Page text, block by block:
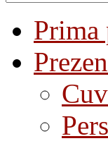
Prima